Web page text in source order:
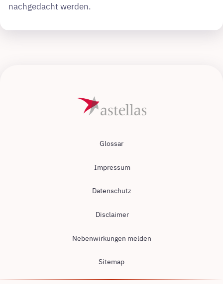
nachgedacht werden.
Glossar
Impressum
Datenschutz
Disclaimer
Nebenwirkungen melden
Sitemap